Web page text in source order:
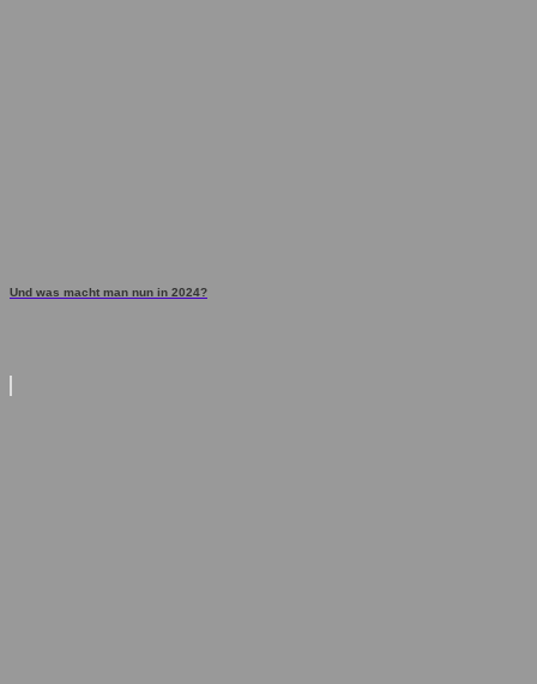
Und was macht man nun in 2024?